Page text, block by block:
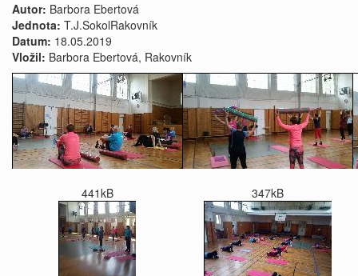
Autor: Barbora Ebertová
Jednota: T.J.SokolRakovník
Datum: 18.05.2019
Vložil: Barbora Ebertová, Rakovník
441kB 347kB